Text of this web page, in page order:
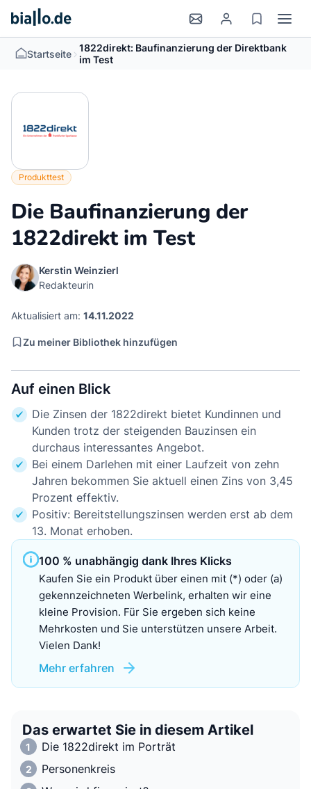
Startseite > 1822direkt: Baufinanzierung der Direktbank
im Test
Produkttest
Die Baufinanzierung der
1822direkt im Test
Kerstin Weinzierl
Redakteurin
Aktualisiert am: 14.11.2022
Zu meiner Bibliothek hinzufügen
Auf einen Blick
Die Zinsen der 1822direkt bietet Kundinnen und
Kunden trotz der steigenden Bauzinsen ein
durchaus interessantes Angebot.
Bei einem Darlehen mit einer Laufzeit von zehn
Jahren bekommen Sie aktuell einen Zins von 3,45
Prozent effektiv.
Positiv: Bereitstellungszinsen werden erst ab dem
13. Monat erhoben.
100 % unabhängig dank Ihres Klicks
Kaufen Sie ein Produkt über einen mit (*) oder (a)
gekennzeichneten Werbelink, erhalten wir eine
kleine Provision. Für Sie ergeben sich keine
Mehrkosten und Sie unterstützen unsere Arbeit.
Vielen Dank!
Mehr erfahren
Das erwartet Sie in diesem Artikel
Die 1822direkt im Porträt
Personenkreis